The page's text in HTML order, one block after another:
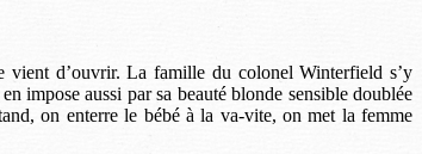
vient d’ouvrir. La famille du colonel Winterfield s’y
impose aussi par sa beauté blonde sensible doublée
on enterre le bébé à la va-vite, on met la femme